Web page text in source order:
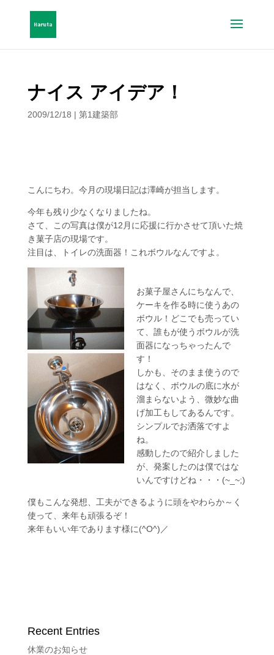
ナイス アイデア！
2009/12/18 | 第1建築部
こんにちわ。今月の現場日記は澤崎が担当します。
今年も残り少なくなりましたね。
さて、この写真は僕が12月に応援に行かさせて頂いた焼
き菓子店の現場です。
注目は、トイレの洗面器！これボウルなんですよ。
お菓子屋さんにちなんで、
ケーキを作る時に使うあの
ボウル！どこでも売ってい
て、誰もが使うボウルが洗
面器になっちゃったんで
す！
しかも、そのまま使うので
はなく、ボウルの底に水が
溜まらないよう、微妙な曲
げ加工もしてあるんです。
シンプルでお洒落ですよ
ね。
感動したので紹介しました
が、発案したのは僕ではな
いんですけどね・・・(~_~;)
僕もこんな発想、工夫ができるように頭をやわらか～く
使って、来年も頑張るぞ！
来年もいい年であります様に(^O^)／
Recent Entries
休業のお知らせ